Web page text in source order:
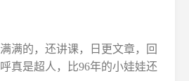
满的，还讲课，日更文章，回
真是超人，比96年的小娃娃还